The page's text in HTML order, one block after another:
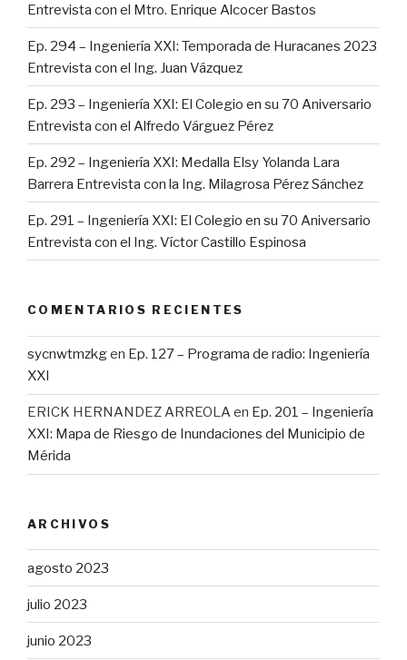
Entrevista con el Mtro. Enrique Alcocer Bastos
Ep. 294 – Ingeniería XXI: Temporada de Huracanes 2023
Entrevista con el Ing. Juan Vázquez
Ep. 293 – Ingeniería XXI: El Colegio en su 70 Aniversario
Entrevista con el Alfredo Várguez Pérez
Ep. 292 – Ingeniería XXI: Medalla Elsy Yolanda Lara
Barrera Entrevista con la Ing. Milagrosa Pérez Sánchez
Ep. 291 – Ingeniería XXI: El Colegio en su 70 Aniversario
Entrevista con el Ing. Víctor Castillo Espinosa
COMENTARIOS RECIENTES
sycnwtmzkgen Ep. 127 – Programa de radio: Ingeniería
XXI
ERICK HERNANDEZ ARREOLAen Ep. 201 – Ingeniería
XXI: Mapa de Riesgo de Inundaciones del Municipio de
Mérida
ARCHIVOS
agosto 2023
julio 2023
junio 2023